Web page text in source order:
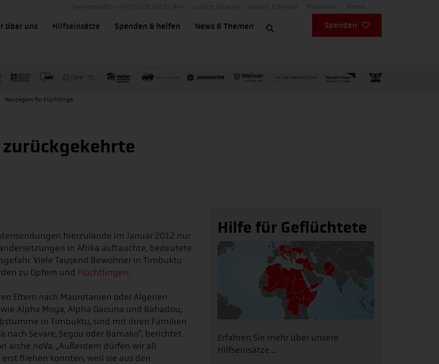
über uns Hilfseinsätze Spenden & helfen News & Themen Spenden
Neubeginn für Flüchtlinge
hierzulande im Januar 2012 nur
in Afrika auftauchte, bedeutete
Viele Tausend Bewohner in Timbuktu
zu Opfern und Flüchtlingen.
Eltern nach Mauretanien oder Algerien
Alpha Moya, Alpha Daouna und Bahadou,
in Timbuktu, sind mit ihren Familien
Sevare, Segou oder Bamako“, berichtet
arche noVa. „Außerdem dürfen wir all
fliehen konnten, weil sie aus den
Hilfe für Geflüchtete
Erfahren Sie mehr über unsere
Hilfseinsätze ...